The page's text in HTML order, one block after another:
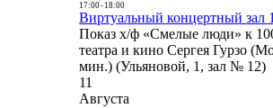
17:00- 18:00
Виртуальный концертный зал
Показ х/ф «Смелые люди» к
театра и кино Сергея Гурзо
мин.) (Ульяновой, 1, зал № 12)
11
Августа